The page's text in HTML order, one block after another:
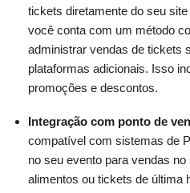
tickets diretamente do seu
você conta com um método
administrar vendas de tickets
plataformas adicionais. Isso
promoções e descontos.
Integração com ponto de
compatível com sistemas de
no seu evento para vendas
alimentos ou tickets de última